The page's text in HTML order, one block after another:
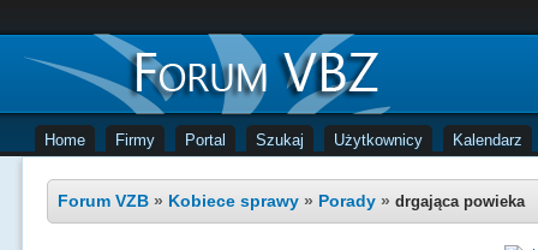
Home Firmy Portal Szukaj Użytkownicy Kalendarz
Forum VZB » Kobiece sprawy » Porady »drgająca powieka